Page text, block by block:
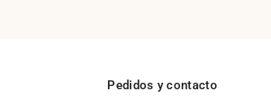
Pedidos y contacto